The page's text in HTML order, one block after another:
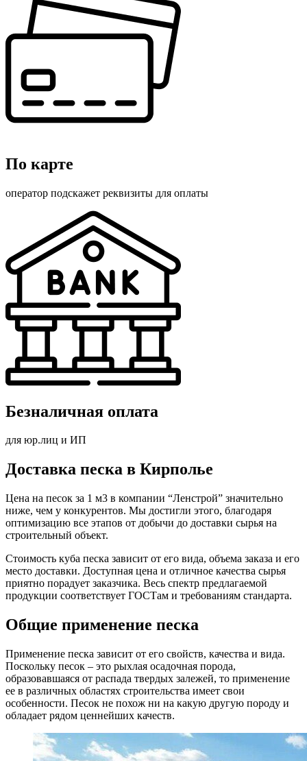
По карте
оператор подскажет реквизиты для оплаты
Безналичная оплата
для юр.лиц и ИП
Доставка песка в Кирполье
Цена на песок за 1 м3 в компании “Ленстрой” значительно
ниже, чем у конкурентов. Мы достигли этого, благодаря
оптимизацию все этапов от добычи до доставки сырья на
строительный объект.
Стоимость куба песка зависит от его вида, объема заказа и его
место доставки. Доступная цена и отличное качества сырья
приятно порадует заказчика. Весь спектр предлагаемой
продукции соответствует ГОСТам и требованиям стандарта.
Общие применение песка
Применение песка зависит от его свойств, качества и вида.
Поскольку песок – это рыхлая осадочная порода,
образовавшаяся от распада твердых залежей, то применение
ее в различных областях строительства имеет свои
особенности. Песок не похож ни на какую другую породу и
обладает рядом ценнейших качеств.